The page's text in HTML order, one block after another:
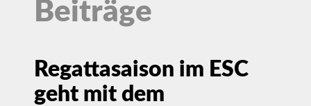
Beiträge
Regattasaison im ESC
geht mit dem